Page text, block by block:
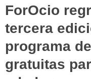
ForOcio
tercera
programa
gratuitas